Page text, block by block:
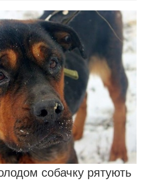
собачку рятують